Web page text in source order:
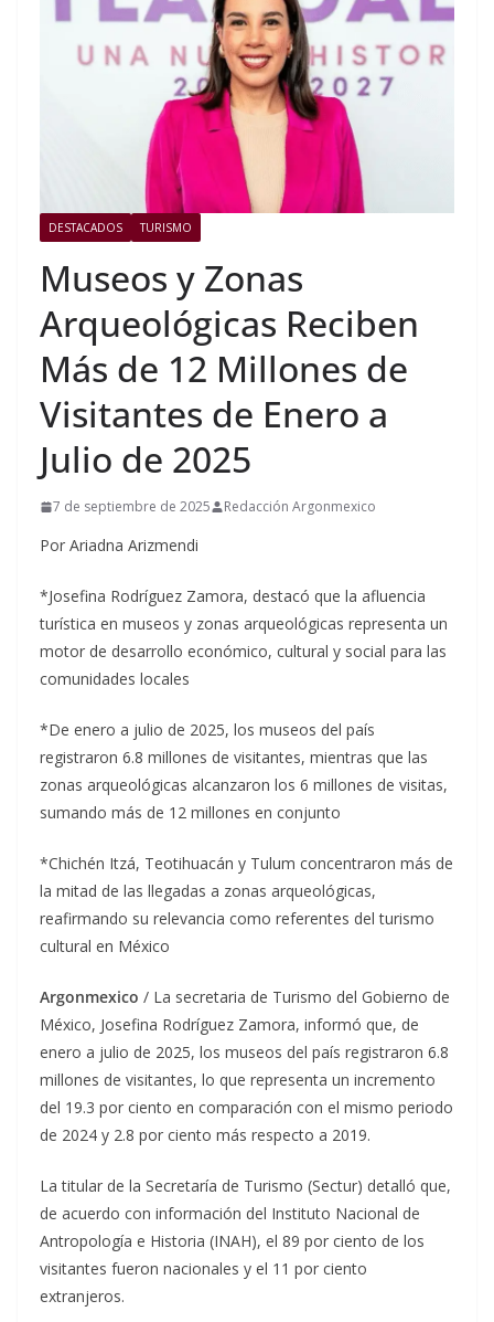
DESTACADOS TURISMO
Museos y Zonas
Arqueológicas Reciben
Más de 12 Millones de
Visitantes de Enero a
Julio de 2025
7 de septiembre de 2025 Redacción Argonmexico
Por Ariadna Arizmendi
*Josefina Rodríguez Zamora, destacó que la afluencia
turística en museos y zonas arqueológicas representa un
motor de desarrollo económico, cultural y social para las
comunidades locales
*De enero a julio de 2025, los museos del país
registraron 6.8 millones de visitantes, mientras que las
zonas arqueológicas alcanzaron los 6 millones de visitas,
sumando más de 12 millones en conjunto
*Chichén Itzá, Teotihuacán y Tulum concentraron más de
la mitad de las llegadas a zonas arqueológicas,
reafirmando su relevancia como referentes del turismo
cultural en México
Argonmexico / La secretaria de Turismo del Gobierno de
México, Josefina Rodríguez Zamora, informó que, de
enero a julio de 2025, los museos del país registraron 6.8
millones de visitantes, lo que representa un incremento
del 19.3 por ciento en comparación con el mismo periodo
de 2024 y 2.8 por ciento más respecto a 2019.
La titular de la Secretaría de Turismo (Sectur) detalló que,
de acuerdo con información del Instituto Nacional de
Antropología e Historia (INAH), el 89 por ciento de los
visitantes fueron nacionales y el 11 por ciento
extranjeros.